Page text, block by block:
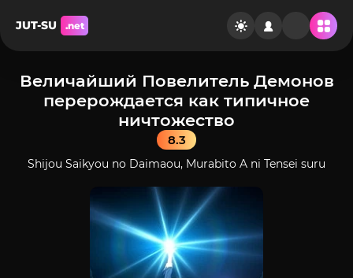
JUT-SU .net
Величайший Повелитель Демонов
перерождается как типичное
ничтожество
8.3
Shijou Saikyou no Daimaou, Murabito A ni Tensei suru